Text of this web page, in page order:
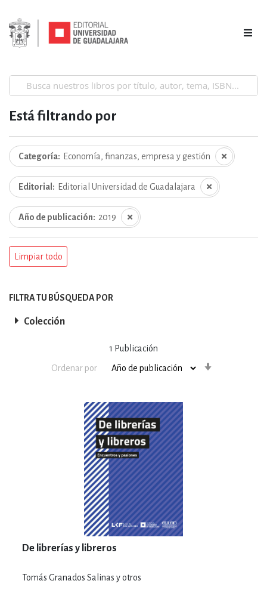
1 Publicación
Ordenar por
De librerías y libreros
Tomás Granados Salinas y otros
Está filtrando por
Categoría Economía, finanzas, empresa y gestión
Editorial Editorial Universidad de Guadalajara
Año de publicación 2019
Limpiar todo
FILTRA TU BÚSQUEDA POR
Colección